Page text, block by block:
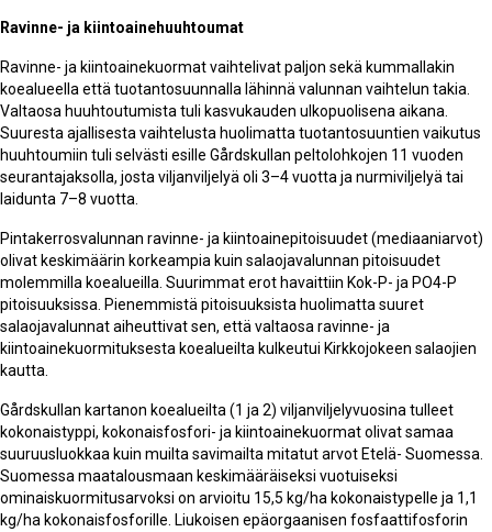
Ravinne- ja kiintoainehuuhtoumat
Ravinne- ja kiintoainekuormat vaihtelivat paljon sekä kummallakin
koealueella että tuotantosuunnalla lähinnä valunnan vaihtelun takia.
Valtaosa huuhtoutumista tuli kasvukauden ulkopuolisena aikana.
Suuresta ajallisesta vaihtelusta huolimatta tuotantosuuntien vaikutus
huuhtoumiin tuli selvästi esille Gårdskullan peltolohkojen 11 vuoden
seurantajaksolla, josta viljanviljelyä oli 3–4 vuotta ja nurmiviljelyä tai
laidunta 7–8 vuotta.
Pintakerrosvalunnan ravinne- ja kiintoainepitoisuudet (mediaaniarvot)
olivat keskimäärin korkeampia kuin salaojavalunnan pitoisuudet
molemmilla koealueilla. Suurimmat erot havaittiin Kok-P- ja PO4-P
pitoisuuksissa. Pienemmistä pitoisuuksista huolimatta suuret
salaojavalunnat aiheuttivat sen, että valtaosa ravinne- ja
kiintoainekuormituksesta koealueilta kulkeutui Kirkkojokeen salaojien
kautta.
Gårdskullan kartanon koealueilta (1 ja 2) viljanviljelyvuosina tulleet
kokonaistyppi, kokonaisfosfori- ja kiintoainekuormat olivat samaa
suuruusluokkaa kuin muilta savimailta mitatut arvot Etelä- Suomessa.
Suomessa maatalousmaan keskimääräiseksi vuotuiseksi
ominaiskuormitusarvoksi on arvioitu 15,5 kg/ha kokonaistypelle ja 1,1
kg/ha kokonaisfosforille. Liukoisen epäorgaanisen fosfaattifosforin